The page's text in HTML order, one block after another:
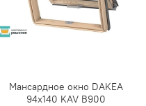
Мансардное окно DAKEA
94х140 KAV B900